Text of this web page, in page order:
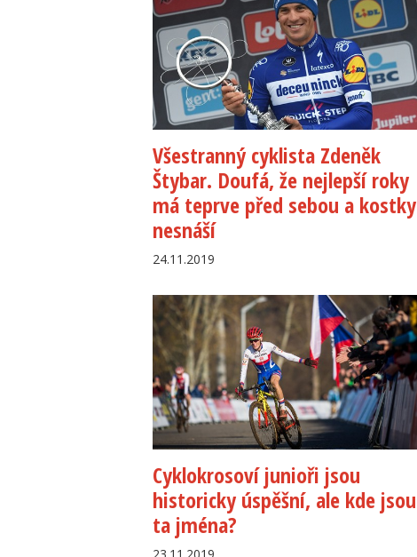
Všestranný cyklista Zdeněk
Štybar. Doufá, že nejlepší roky
má teprve před sebou a kostky
nesnáší
24.11.2019
Cyklokrosoví junioři jsou
historicky úspěšní, ale kde jsou
ta jména?
23.11.2019